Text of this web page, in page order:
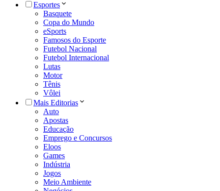
Esportes
Basquete
Copa do Mundo
eSports
Famosos do Esporte
Futebol Nacional
Futebol Internacional
Lutas
Motor
Tênis
Vôlei
Mais Editorias
Auto
Apostas
Educação
Emprego e Concursos
Eloos
Games
Indústria
Jogos
Meio Ambiente